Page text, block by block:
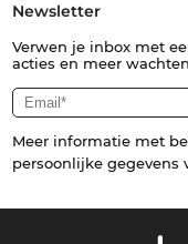
Newsletter
Verwen je inbox met
acties en meer
Meer informatie met
persoonlijke gegevens